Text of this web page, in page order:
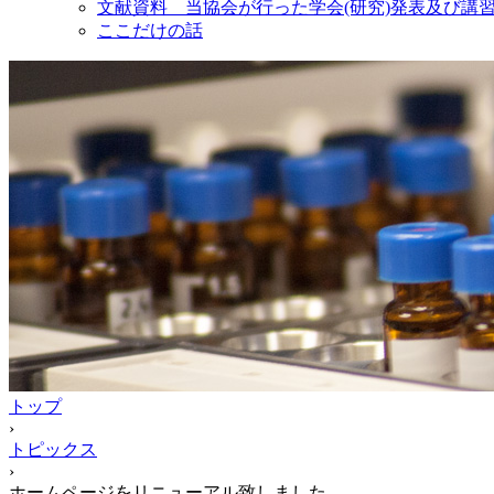
文献資料 当協会が行った学会(研究)発表及び講
ここだけの話
トップ
›
トピックス
›